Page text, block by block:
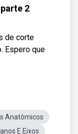
2
de corte
Espero que
Anatômicos
E Eixos